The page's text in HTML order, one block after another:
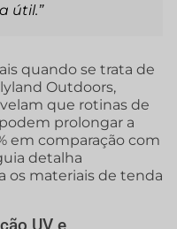
útil.”
quando se trata de
Outdoors,
que rotinas de
prolongar a
em comparação com
detalha
os materiais de tenda